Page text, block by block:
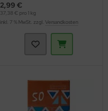
2,99 €
37,38 € pro 1 kg
inkl. 7 % MwSt. zzgl. Versandkosten